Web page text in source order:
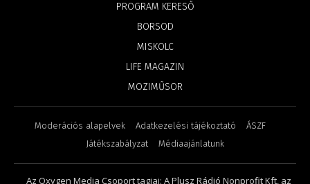
PROGRAM KERESŐ
BORSOD
MISKOLC
LIFE MAGAZIN
MOZIMŰSOR
Moderációs alapelvek Adatkezelési tájékoztató
ÁSZF
Játékszabályzat
Médiaajánlatunk
Az Oxygen Media Csoport tagjai: A Plusz Rádió Nonprofit Kft, az